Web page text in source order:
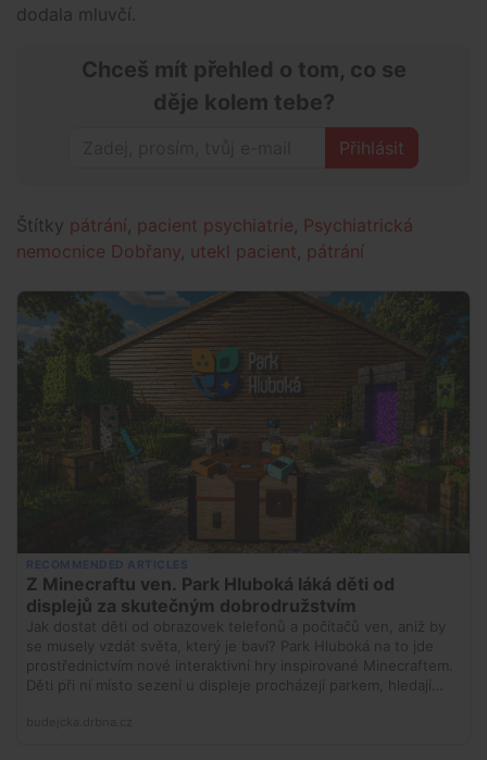
dodala mluvčí.
Chceš mít přehled o tom, co se
děje kolem tebe?
Přihlásit
Štítky pátrání pacient psychiatrie Psychiatrická
nemocnice Dobřany utekl pacient pátrání